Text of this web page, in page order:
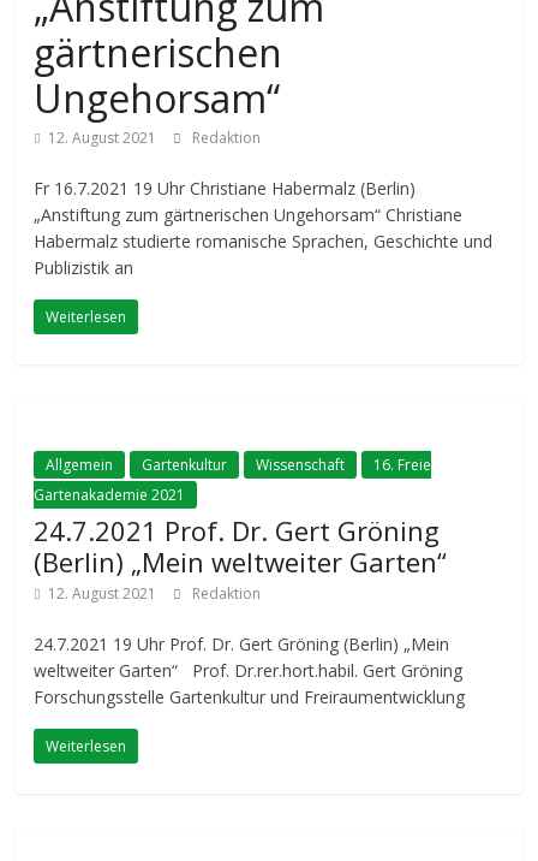
gärtnerischen
Ungehorsam“
12. August 2021 Redaktion
Fr 16.7.2021 19 Uhr Christiane Habermalz (Berlin)
„Anstiftung zum gärtnerischen Ungehorsam“ Christiane
Habermalz studierte romanische Sprachen, Geschichte und
Publizistik an
Weiterlesen
Allgemein Gartenkultur Wissenschaft
16. Freie
Gartenakademie 2021
24.7.2021 Prof. Dr. Gert Gröning
(Berlin) „Mein weltweiter Garten“
12. August 2021 Redaktion
24.7.2021 19 Uhr Prof. Dr. Gert Gröning (Berlin) „Mein
weltweiter Garten“ Prof. Dr.rer.hort.habil. Gert Gröning
Forschungsstelle Gartenkultur und Freiraumentwicklung
Weiterlesen